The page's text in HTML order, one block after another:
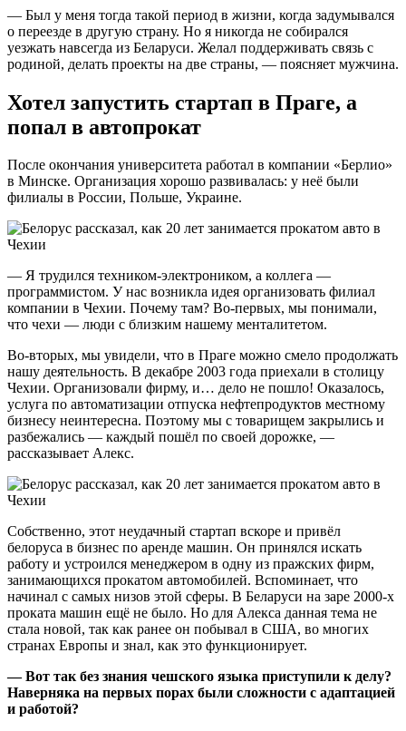
— Был у меня тогда такой период в жизни, когда задумывался
о переезде в другую страну. Но я никогда не собирался
уезжать навсегда из Беларуси. Желал поддерживать связь с
родиной, делать проекты на две страны, — поясняет мужчина.
Хотел запустить стартап в Праге, а
попал в автопрокат
После окончания университета работал в компании «Берлио»
в Минске. Организация хорошо развивалась: у неё были
филиалы в России, Польше, Украине.
— Я трудился техником-электроником, а коллега —
программистом. У нас возникла идея организовать филиал
компании в Чехии. Почему там? Во-первых, мы понимали,
что чехи — люди с близким нашему менталитетом.
Во-вторых, мы увидели, что в Праге можно смело продолжать
нашу деятельность. В декабре 2003 года приехали в столицу
Чехии. Организовали фирму, и… дело не пошло! Оказалось,
услуга по автоматизации отпуска нефтепродуктов местному
бизнесу неинтересна. Поэтому мы с товарищем закрылись и
разбежались — каждый пошёл по своей дорожке, —
рассказывает Алекс.
Собственно, этот неудачный стартап вскоре и привёл
белоруса в бизнес по аренде машин. Он принялся искать
работу и устроился менеджером в одну из пражских фирм,
занимающихся прокатом автомобилей. Вспоминает, что
начинал с самых низов этой сферы. В Беларуси на заре 2000-х
проката машин ещё не было. Но для Алекса данная тема не
стала новой, так как ранее он побывал в США, во многих
странах Европы и знал, как это функционирует.
— Вот так без знания чешского языка приступили к делу?
Наверняка на первых порах были сложности с адаптацией
и работой?